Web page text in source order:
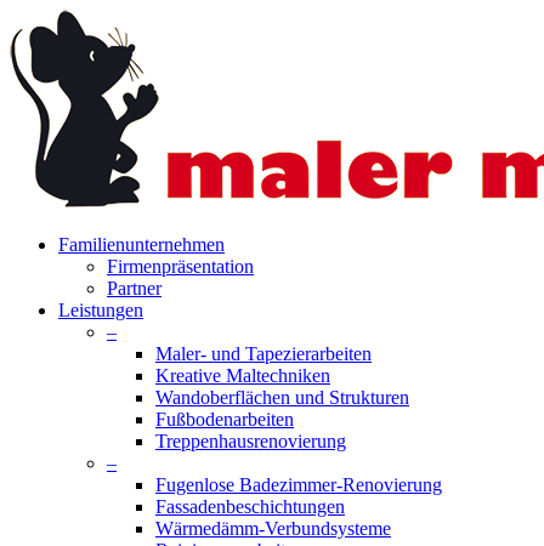
to
main
content
search
Menu
Familienunternehmen
Firmenpräsentation
Partner
Leistungen
–
Maler- und Tapezierarbeiten
Kreative Maltechniken
Wandoberflächen und Strukturen
Fußbodenarbeiten
Treppenhausrenovierung
–
Fugenlose Badezimmer-Renovierung
Fassadenbeschichtungen
Wärmedämm-Verbundsysteme